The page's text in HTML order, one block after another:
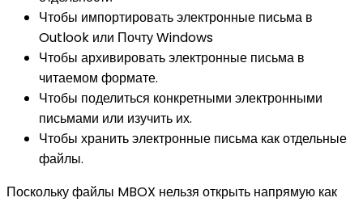
Чтобы импортировать электронные письма в
Outlook или Почту Windows
Чтобы архивировать электронные письма в
читаемом формате.
Чтобы поделиться конкретными электронными
письмами или изучить их.
Чтобы хранить электронные письма как отдельные
файлы.
Поскольку файлы MBOX нельзя открыть напрямую как